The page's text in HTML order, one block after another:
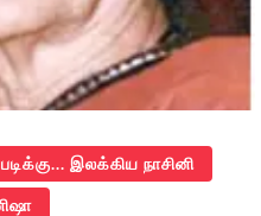
இலக்கிய நாசினி